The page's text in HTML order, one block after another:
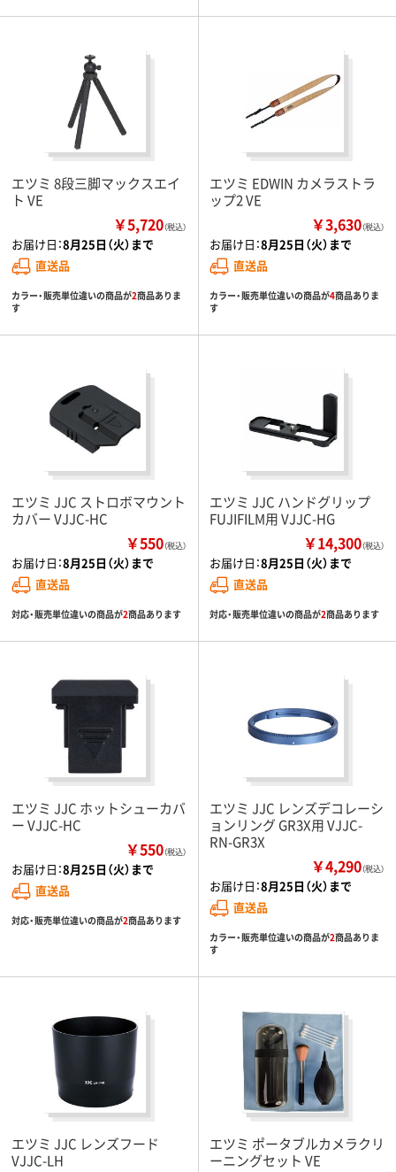
エツミ 8段三脚マックスエイ
ト VE
￥5,720（税込）
お届け日：8月25日（火）まで
直送品
カラー・販売単位違いの商品が2商品ありま
す
エツミ EDWIN カメラストラ
ップ2 VE
￥3,630（税込）
お届け日：8月25日（火）まで
直送品
カラー・販売単位違いの商品が4商品ありま
す
エツミ JJC ストロボマウント
カバー VJJC-HC
￥550（税込）
お届け日：8月25日（火）まで
直送品
対応・販売単位違いの商品が2商品あります
エツミ JJC ハンドグリップ
FUJIFILM用 VJJC-HG
￥14,300（税込）
お届け日：8月25日（火）まで
直送品
対応・販売単位違いの商品が2商品あります
エツミ JJC ホットシューカバ
ー VJJC-HC
￥550（税込）
お届け日：8月25日（火）まで
直送品
対応・販売単位違いの商品が2商品あります
エツミ JJC レンズデコレーシ
ョンリング GR3X用 VJJC-
RN-GR3X
￥4,290（税込）
お届け日：8月25日（火）まで
直送品
カラー・販売単位違いの商品が2商品ありま
す
エツミ JJC レンズフード
VJJC-LH
エツミ ポータブルカメラクリ
ーニングセット VE